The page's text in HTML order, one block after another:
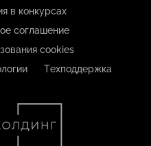
в конкурсах
соглашение
cookies
Техподдержка